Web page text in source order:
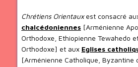
Chrétiens Orientauxest consacré
chalcédoniennes [Arménienne
Orthodoxe, Ethiopienne Tewahedo
Orthodoxe] et aux Eglises
[Arménienne Catholique, Byzantine